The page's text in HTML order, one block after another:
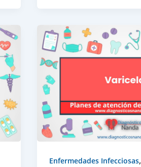
Enfermedades Infecciosas,